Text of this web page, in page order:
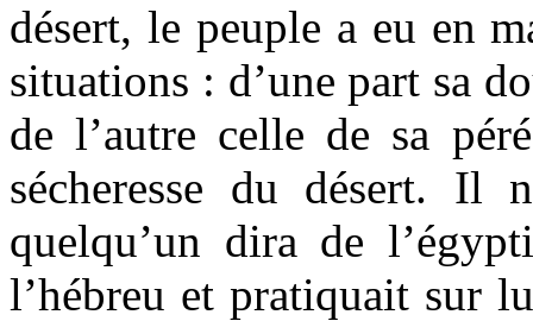
désert, le peuple a eu en
situations : d’une part sa
de l’autre celle de sa
sécheresse du désert. Il
quelqu’un dira de
l’hébreu et pratiquait sur